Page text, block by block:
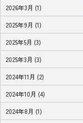
2026年3月 (1)
2025年9月 (1)
2025年5月 (3)
2025年3月 (3)
2024年11月 (2)
2024年10月 (4)
2024年8月 (1)